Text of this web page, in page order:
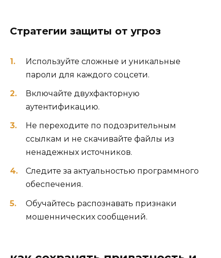
Стратегии защиты от угроз
Используйте сложные и уникальные
пароли для каждого соцсети.
Включайте двухфакторную
аутентификацию.
Не переходите по подозрительным
ссылкам и не скачивайте файлы из
ненадежных источников.
Следите за актуальностью программного
обеспечения.
Обучайтесь распознавать признаки
мошеннических сообщений.